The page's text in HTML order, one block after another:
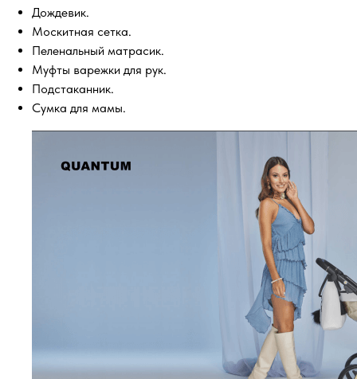
Дождевик.
Москитная сетка.
Пеленальный матрасик.
Муфты варежки для рук.
Подстаканник.
Сумка для мамы.